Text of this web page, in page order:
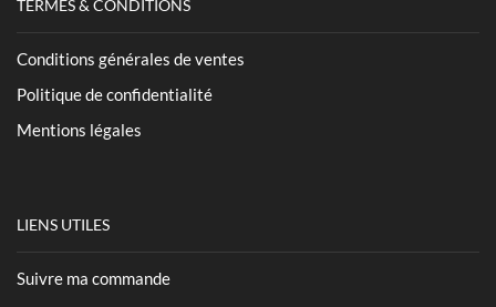
TERMES & CONDITIONS
Conditions générales de ventes
Politique de confidentialité
Mentions légales
LIENS UTILES
Suivre ma commande